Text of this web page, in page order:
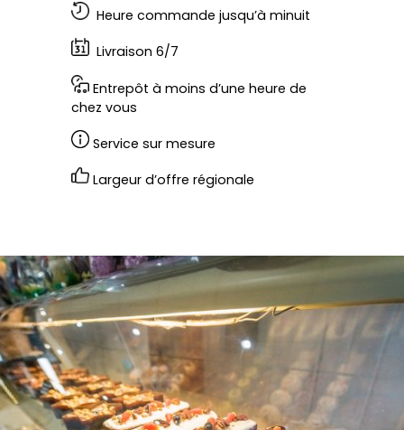
Heure commande jusqu’à minuit
Livraison 6/7
Entrepôt à moins d’une heure de
chez vous
Service sur mesure
Largeur d’offre régionale